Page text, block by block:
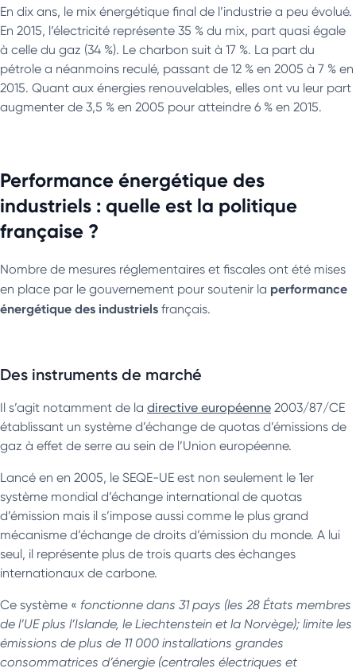
En dix ans, le mix énergétique final de l’industrie a peu évolué.
En 2015, l’électricité représente 35 % du mix, part quasi égale
à celle du gaz (34 %). Le charbon suit à 17 %. La part du
pétrole a néanmoins reculé, passant de 12 % en 2005 à 7 % en
2015. Quant aux énergies renouvelables, elles ont vu leur part
augmenter de 3,5 % en 2005 pour atteindre 6 % en 2015.
Performance énergétique des
industriels : quelle est la politique
française ?
Nombre de mesures réglementaires et fiscales ont été mises
en place par le gouvernement pour soutenir la performance
énergétique des industriels français.
Des instruments de marché
Il s’agit notamment de la directive européenne 2003/87/CE
établissant un système d’échange de quotas d’émissions de
gaz à effet de serre au sein de l’Union européenne.
Lancé en en 2005, le SEQE-UE est non seulement le 1er
système mondial d’échange international de quotas
d’émission mais il s’impose aussi comme le plus grand
mécanisme d’échange de droits d’émission du monde. A lui
seul, il représente plus de trois quarts des échanges
internationaux de carbone.
Ce système « fonctionne dans 31 pays (les 28 États membres
de l’UE plus l’Islande, le Liechtenstein et la Norvège); limite les
émissions de plus de 11 000 installations grandes
consommatrices d’énergie (centrales électriques et